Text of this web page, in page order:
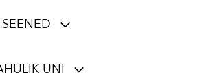
SEENED
UNI